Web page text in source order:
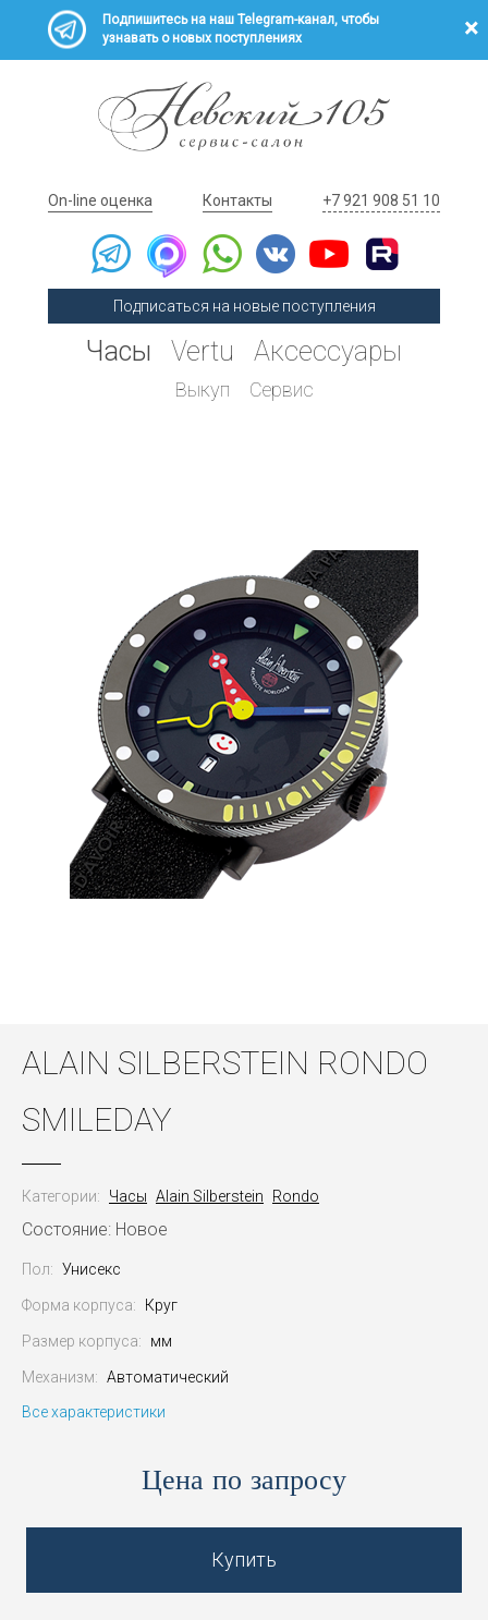
Подпишитесь на наш Telegram-канал, чтобы
узнавать о новых поступлениях
On-line оценка Контакты +7 921 908 51 10
Подписаться на новые поступления
Часы Vertu Аксессуары
Выкуп Сервис
ALAIN SILBERSTEIN RONDO
SMILEDAY
Категории: Часы Alain Silberstein Rondo
Состояние: Новое
Пол: Унисекс
Форма корпуса: Круг
Размер корпуса: мм
Механизм: Автоматический
Все характеристики
Цена по запросу
Купить